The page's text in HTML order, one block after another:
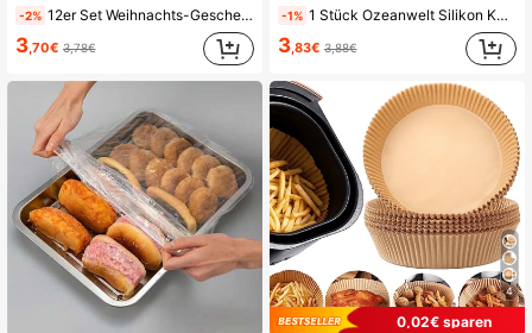
-2% 12er Set Weihnachts-Geschenktüten aus Jute | Weihnachtsmann Leinen-Ziehbeutel Set, geeignet für Feiertags-Partygeschenke und Schmuckaufbewahrung - perfekt für Weihnachts- und Neujahrs-Partybedarf (3/6/12er Set)
3,70€ 3,78€
-1% 1 Stück Ozeanwelt Silikon Kuchen Backform, Eiswürfel Schokolade Süßigkeiten Form, hitzebeständig bis 220°C
3,83€ 3,88€
4
0,02€ sparen